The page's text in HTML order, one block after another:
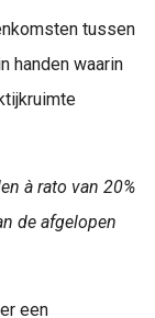
tussen
handen waarin
à rato van 20%
de afgelopen
een